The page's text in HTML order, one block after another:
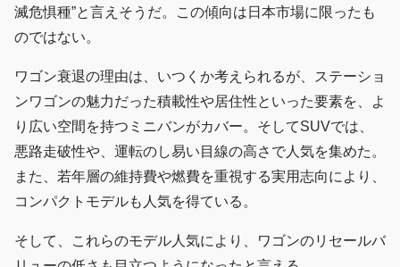
滅危惧種”と言えそうだ。この傾向は日本市場に限ったも
のではない。
ワゴン衰退の理由は、いつくか考えられるが、ステーショ
ンワゴンの魅力だった積載性や居住性といった要素を、よ
り広い空間を持つミニバンがカバー。そしてSUVでは、
悪路走破性や、運転のし易い目線の高さで人気を集めた。
また、若年層の維持費や燃費を重視する実用志向により、
コンパクトモデルも人気を得ている。
そして、これらのモデル人気により、ワゴンのリセールバ